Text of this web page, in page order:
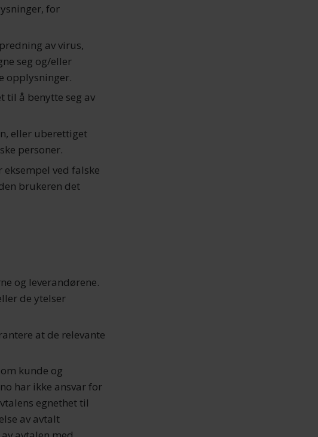
for
av virus,
seg og/eller
opplysninger.
til å benytte seg av
eller uberettiget
personer.
ved falske
brukeren det
og leverandørene.
de ytelser
at de relevante
kunde og
har ikke ansvar for
egnethet til
av avtalt